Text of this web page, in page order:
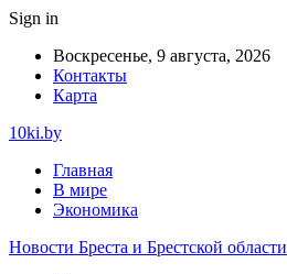
Sign in
Воскресенье, 9 августа, 2026
Контакты
Карта
10ki.by
Главная
В мире
Экономика
Новости Бреста и Брестской области